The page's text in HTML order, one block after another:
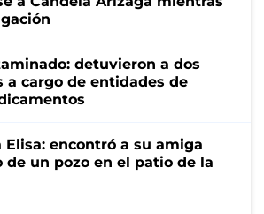
detuvieron a dos
a cargo de entidades de
Elisa: encontró a su amiga
un pozo en el patio de la